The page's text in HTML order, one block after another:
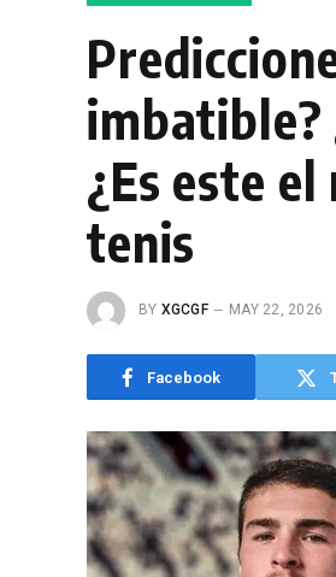
imbatible?
¿Es este
tenis
BY XGCGF MAY 22, 2026
Facebook